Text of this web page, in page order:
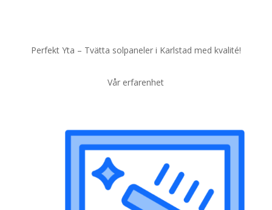
Perfekt Yta – Tvätta solpaneler i Karlstad med kvalité!
Vår erfarenhet